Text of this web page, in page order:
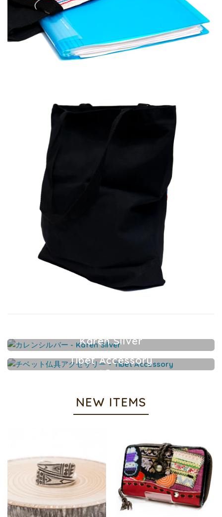
Karen Silver
カレンシルバーアクセサリー
Tibet Accessory
チベット仏具アクセサリー
NEW ITEMS